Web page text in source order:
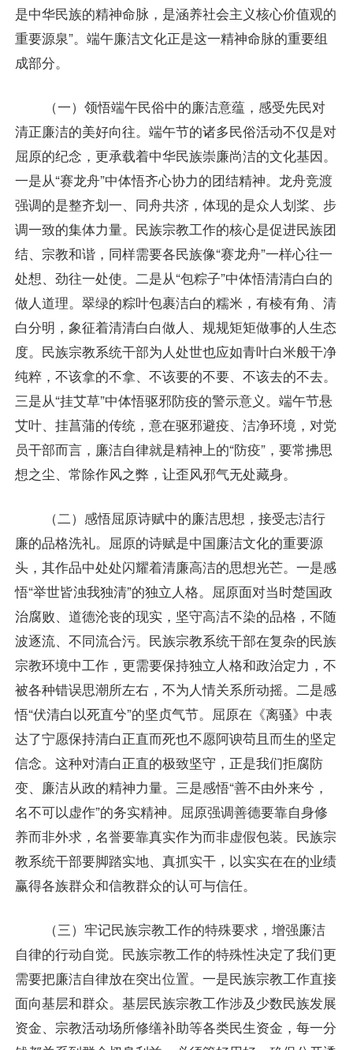
是中华民族的精神命脉，是涵养社会主义核心价值观的
重要源泉”。端午廉洁文化正是这一精神命脉的重要组
成部分。
（一）领悟端午民俗中的廉洁意蕴，感受先民对
清正廉洁的美好向往。端午节的诸多民俗活动不仅是对
屈原的纪念，更承载着中华民族崇廉尚洁的文化基因。
一是从“赛龙舟”中体悟齐心协力的团结精神。龙舟竞渡
强调的是整齐划一、同舟共济，体现的是众人划桨、步
调一致的集体力量。民族宗教工作的核心是促进民族团
结、宗教和谐，同样需要各民族像“赛龙舟”一样心往一
处想、劲往一处使。二是从“包粽子”中体悟清清白白的
做人道理。翠绿的粽叶包裹洁白的糯米，有棱有角、清
白分明，象征着清清白白做人、规规矩矩做事的人生态
度。民族宗教系统干部为人处世也应如青叶白米般干净
纯粹，不该拿的不拿、不该要的不要、不该去的不去。
三是从“挂艾草”中体悟驱邪防疫的警示意义。端午节悬
艾叶、挂菖蒲的传统，意在驱邪避疫、洁净环境，对党
员干部而言，廉洁自律就是精神上的“防疫”，要常拂思
想之尘、常除作风之弊，让歪风邪气无处藏身。
（二）感悟屈原诗赋中的廉洁思想，接受志洁行
廉的品格洗礼。屈原的诗赋是中国廉洁文化的重要源
头，其作品中处处闪耀着清廉高洁的思想光芒。一是感
悟“举世皆浊我独清”的独立人格。屈原面对当时楚国政
治腐败、道德沦丧的现实，坚守高洁不染的品格，不随
波逐流、不同流合污。民族宗教系统干部在复杂的民族
宗教环境中工作，更需要保持独立人格和政治定力，不
被各种错误思潮所左右，不为人情关系所动摇。二是感
悟“伏清白以死直兮”的坚贞气节。屈原在《离骚》中表
达了宁愿保持清白正直而死也不愿阿谀苟且而生的坚定
信念。这种对清白正直的极致坚守，正是我们拒腐防
变、廉洁从政的精神力量。三是感悟“善不由外来兮，
名不可以虚作”的务实精神。屈原强调善德要靠自身修
养而非外求，名誉要靠真实作为而非虚假包装。民族宗
教系统干部要脚踏实地、真抓实干，以实实在在的业绩
赢得各族群众和信教群众的认可与信任。
（三）牢记民族宗教工作的特殊要求，增强廉洁
自律的行动自觉。民族宗教工作的特殊性决定了我们更
需要把廉洁自律放在突出位置。一是民族宗教工作直接
面向基层和群众。基层民族宗教工作涉及少数民族发展
资金、宗教活动场所修缮补助等各类民生资金，每一分